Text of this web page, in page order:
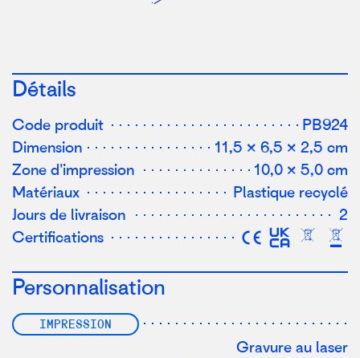
Détails
Code produit
PB924
Dimension
11,5 × 6,5 × 2,5 cm
Zone d'impression
10,0 × 5,0 cm
Matériaux
Plastique recyclé
Jours de livraison
2
Certifications
Personnalisation
IMPRESSION
Gravure au laser